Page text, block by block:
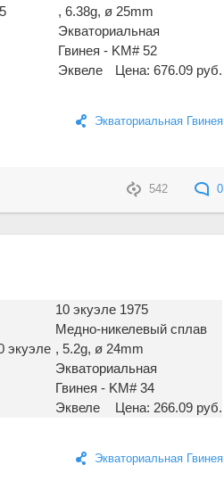
, 6.38g, ø 25mm
Экваториальная
Гвинея - KM# 52
Эквеле
Цена: 676.09 руб.
Экваториальная Гвинея
542 0
10 экуэле 1975
Медно-никелевый сплав
, 5.2g, ø 24mm
Экваториальная
Гвинея - KM# 34
Эквеле
Цена: 266.09 руб.
Экваториальная Гвинея